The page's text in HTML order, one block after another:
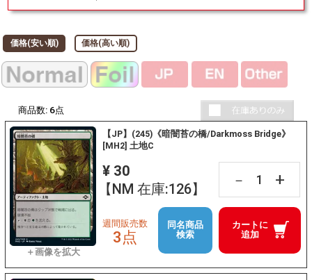
価格(安い順) 価格(高い順)
商品数: 6点
【JP】(245)《暗闇苔の橋/Darkmoss Bridge》
[MH2] 土地C
¥ 30
【NM 在庫:126】
－ +
カートに
追加
週間販売数
3点
同名商品
検索